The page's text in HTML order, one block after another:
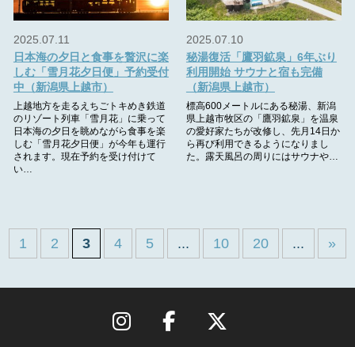
2025.07.11
日本海の夕日と食事を贅沢に楽
しむ「雪月花夕日便」予約受付
中（新潟県上越市）
上越地方を走るえちごトキめき鉄道
のリゾート列車「雪月花」に乗って
日本海の夕日を眺めながら食事を楽
しむ「雪月花夕日便」が今年も運行
されます。現在予約を受け付けて
い…
2025.07.10
秘湯復活「鷹羽鉱泉」6年ぶり
利用開始 サウナと宿も完備
（新潟県上越市）
標高600メートルにある秘湯、新潟
県上越市牧区の「鷹羽鉱泉」を温泉
の愛好家たちが改修し、先月14日か
ら再び利用できるようになりまし
た。露天風呂の周りにはサウナや…
1 2 3 4 5 ... 10 20 ... »